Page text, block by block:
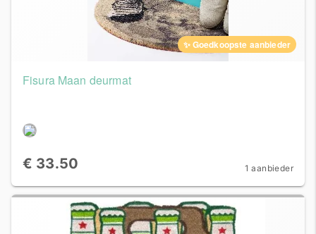
✨ Goedkoopste aanbieder
Fisura Maan deurmat
€ 33.50 1 aanbieder